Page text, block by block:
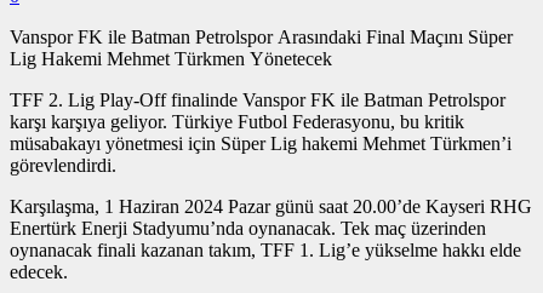
Vanspor FK ile Batman Petrolspor Arasındaki Final Maçını Süper
Lig Hakemi Mehmet Türkmen Yönetecek
TFF 2. Lig Play-Off finalinde Vanspor FK ile Batman Petrolspor
karşı karşıya geliyor. Türkiye Futbol Federasyonu, bu kritik
müsabakayı yönetmesi için Süper Lig hakemi Mehmet Türkmen’i
görevlendirdi.
Karşılaşma, 1 Haziran 2024 Pazar günü saat 20.00’de Kayseri RHG
Enertürk Enerji Stadyumu’nda oynanacak. Tek maç üzerinden
oynanacak finali kazanan takım, TFF 1. Lig’e yükselme hakkı elde
edecek.